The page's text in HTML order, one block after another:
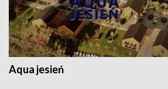
Aqua jesień